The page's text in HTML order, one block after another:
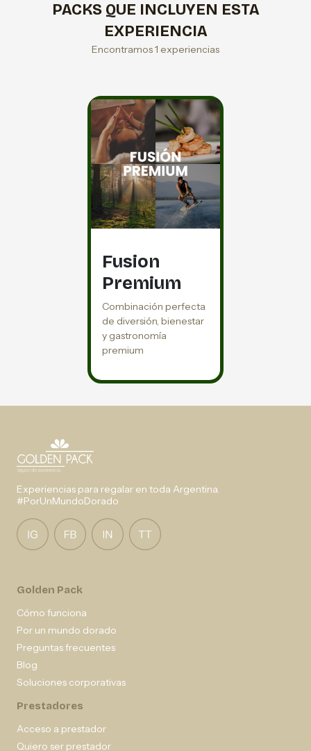
PACKS QUE INCLUYEN ESTA
EXPERIENCIA
Encontramos 1 experiencias
Fusion
Premium
Combinación perfecta
de diversión, bienestar
y gastronomía
premium
Experiencias para regalar en toda Argentina.
#PorUnMundoDorado
Golden Pack
Cómo funciona
Por un mundo dorado
Preguntas frecuentes
Blog
Soluciones corporativas
Prestadores
Acceso a prestador
Quiero ser prestador